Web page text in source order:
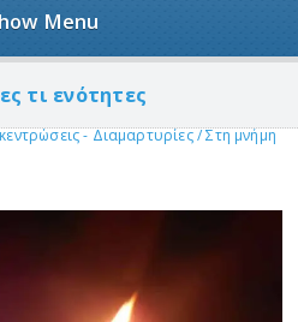
Menu
τι ενότητες
- Διαμαρτυρίες/Στη μνήμη